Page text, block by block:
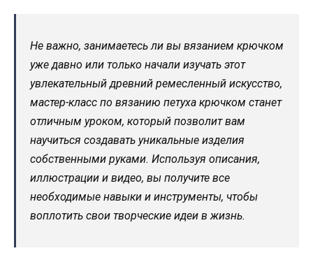
Не важно, занимаетесь ли вы вязанием крючком
уже давно или только начали изучать этот
увлекательный древний ремесленный искусство,
мастер-класс по вязанию петуха крючком станет
отличным уроком, который позволит вам
научиться создавать уникальные изделия
собственными руками. Используя описания,
иллюстрации и видео, вы получите все
необходимые навыки и инструменты, чтобы
воплотить свои творческие идеи в жизнь.